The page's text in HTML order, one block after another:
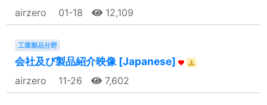
airzero 01-18 12,109
工業製品分野
会社及び製品紹介映像 [Japanese]
airzero 11-26 7,602